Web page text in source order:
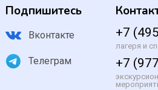
+7
лагеря и
+7
Подпишитесь
Вконтакте
Телеграм